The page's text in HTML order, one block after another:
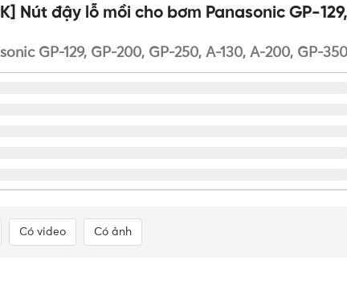
Nút đậy lỗ mồi máy bơm Panasonic
Nút đậy lỗ mồi cho bơm Panasonic GP-
GP-129, GP-200, GP-250, A-130, A-200, GP-350
Có video Có ảnh